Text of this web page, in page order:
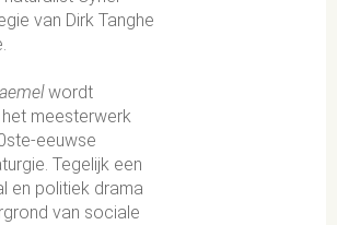
van Dirk Tanghe
wordt
meesterwerk
eeuwse
Tegelijk een
en politiek drama
van sociale